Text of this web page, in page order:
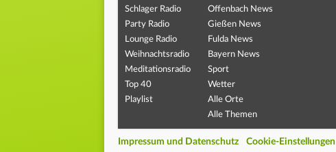
Schlager Radio
Party Radio
Lounge Radio
Weihnachtsradio
Meditationsradio
Top 40
Playlist
Offenbach News
Gießen News
Fulda News
Bayern News
Sport
Wetter
Alle Orte
Alle Themen
Impressum und Datenschutz Cookie-Einstellungen